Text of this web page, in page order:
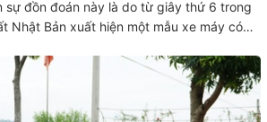
sự đồn đoán này là do từ giây thứ 6 trong
Nhật Bản xuất hiện một mẫu xe máy có
đánh giá giống Yamaha...